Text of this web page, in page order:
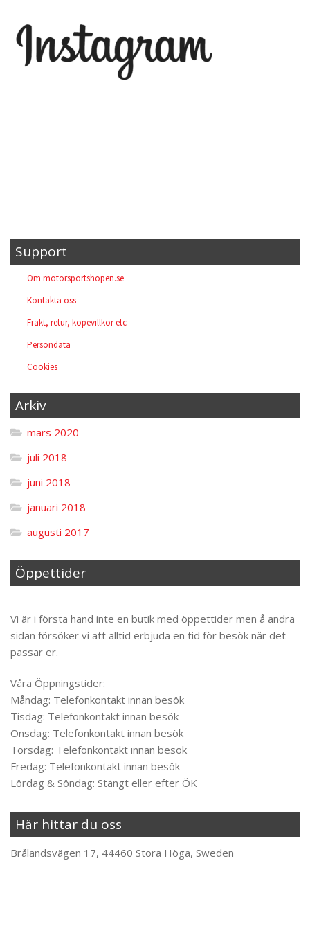
Support
Om motorsportshopen.se
Kontakta oss
Frakt, retur, köpevillkor etc
Persondata
Cookies
Arkiv
mars 2020
juli 2018
juni 2018
januari 2018
augusti 2017
Öppettider
Vi är i första hand inte en butik med öppettider men å andra
sidan försöker vi att alltid erbjuda en tid för besök när det
passar er.
Våra Öppningstider:
Måndag: Telefonkontakt innan besök
Tisdag: Telefonkontakt innan besök
Onsdag: Telefonkontakt innan besök
Torsdag: Telefonkontakt innan besök
Fredag: Telefonkontakt innan besök
Lördag & Söndag: Stängt eller efter ÖK
Här hittar du oss
Brålandsvägen 17, 44460 Stora Höga, Sweden